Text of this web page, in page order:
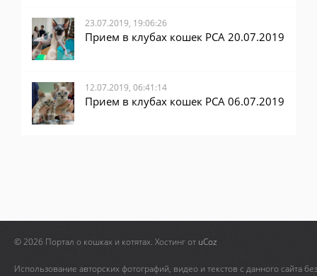
23.07.2019, 19:06:26
Прием в клубах кошек PCA 20.07.2019
12.07.2019, 06:41:14
Прием в клубах кошек PCA 06.07.2019
© 2026 Портал о кошках и котятах. Хостинг от uCoz
Использование авторских фотографий, видео и текстов с данного сайта